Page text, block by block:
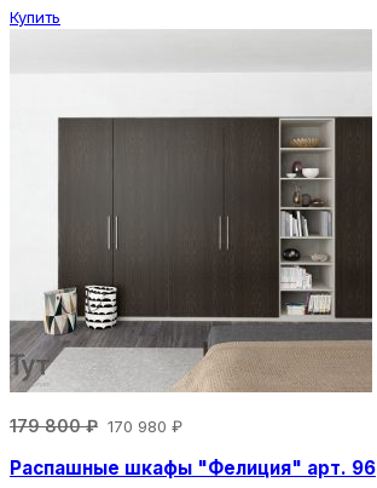
Купить
179 800 ₽ 170 980 ₽
Распашные шкафы "Фелиция" арт. 96